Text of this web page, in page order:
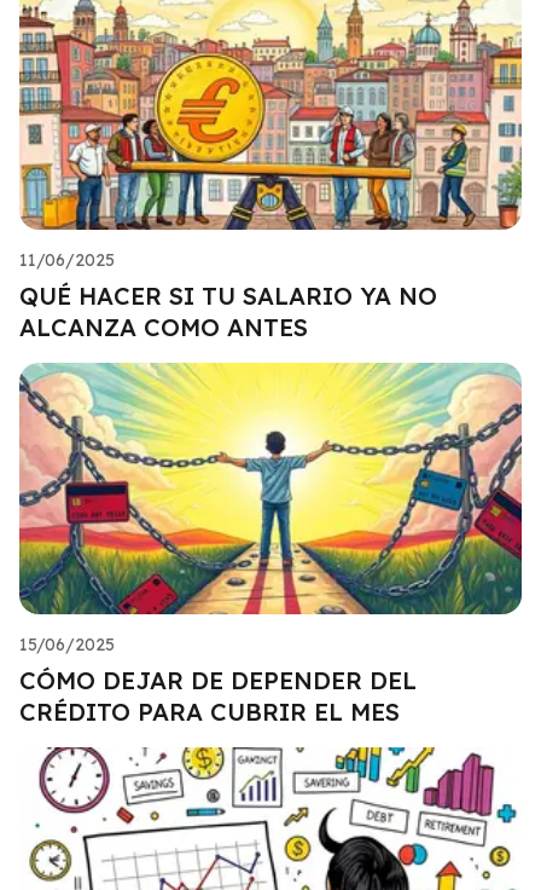
11/06/2025
QUÉ HACER SI TU SALARIO YA NO
ALCANZA COMO ANTES
15/06/2025
CÓMO DEJAR DE DEPENDER DEL
CRÉDITO PARA CUBRIR EL MES